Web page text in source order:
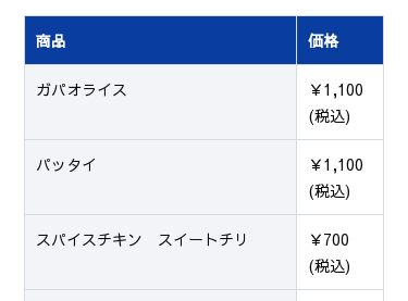
商品 価格
ガパオライス
￥1,100
(税込)
パッタイ
￥1,100
(税込)
スパイスチキン スイートチリ
￥700
(税込)